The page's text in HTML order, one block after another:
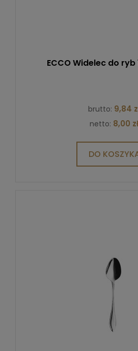
ECCO Widelec do ryb
brutto: 9,84
netto: 8,00 zł
DO